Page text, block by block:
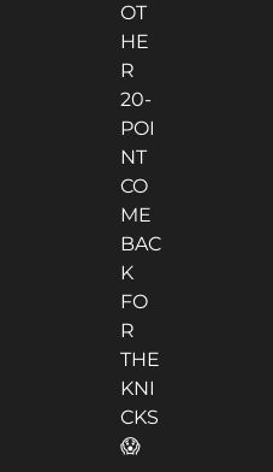
OT
HE
R
20-
POI
NT
CO
ME
BAC
K
FO
R
THE
KNI
CKS
😱